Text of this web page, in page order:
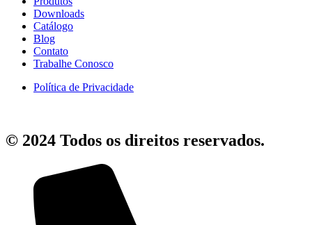
Downloads
Catálogo
Blog
Contato
Trabalhe Conosco
Política de Privacidade
© 2024 Todos os direitos reservados.